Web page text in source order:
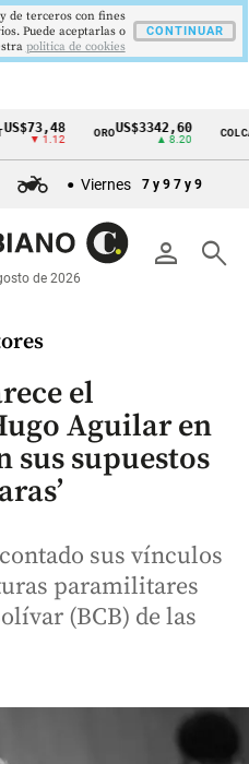
▼ 1.12
ORO US$3342,60
▲ 8.20
COLCAP
Viernes 7 y 9 7 y 9
person search
de 2026
el
Aguilar en
sus supuestos
sus vínculos
paramilitares
(BCB) de las
de terceros con fines
Puede aceptarlas o
politica de cookies
CONTINUAR